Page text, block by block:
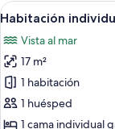
adults
1
child)
camas
vistas
al
mar
(2
adults
+
Abrir
todas
las
fotos
de
Habitación
individual,
4
Habitación
Vista al mar
17 m²
1 habitación
1 huésped
1 cama individual